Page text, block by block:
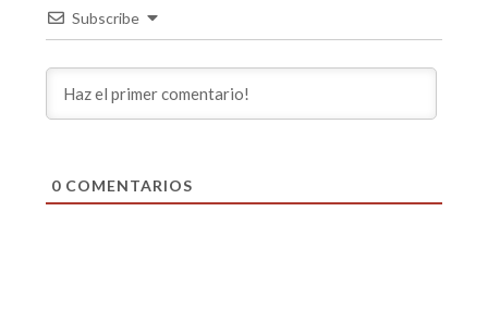
Subscribe
0COMENTARIOS